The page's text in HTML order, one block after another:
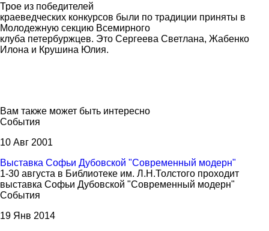
Трое из победителей
краеведческих конкурсов были по традиции приняты в
Молодежную секцию Всемирного
клуба петербуржцев. Это Сергеева Светлана, Жабенко
Илона и Крушина Юлия.
Вам также может быть интересно
События
10 Авг 2001
Выставка Софьи Дубовской "Современный модерн"
1-30 августа в Библиотеке им. Л.Н.Толстого проходит
выставка Софьи Дубовской "Современный модерн"
События
19 Янв 2014